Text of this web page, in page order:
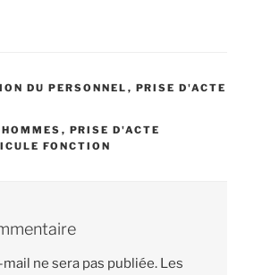
DU PERSONNEL , PRISE D'ACTE
, PRISE D'ACTE
FONCTION
ne sera pas publiée. Les